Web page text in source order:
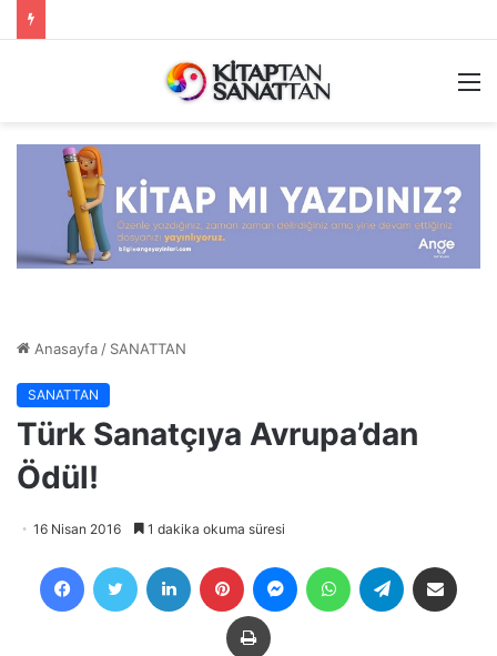
Anasayfa / SANATTAN
SANATTAN
Türk Sanatçıya Avrupa’dan
Ödül!
16 Nisan 2016 1 dakika okuma süresi
FacebookTwitter LinkedIn Pinterest MessengerWhatsAppTelegram
Yazdır